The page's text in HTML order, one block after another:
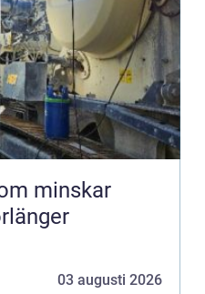
minskar
03 augusti 2026